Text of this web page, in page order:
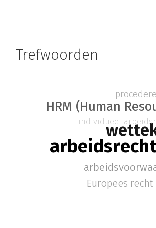
Trefwoorden
HRM (Human
Europees recht
individueel